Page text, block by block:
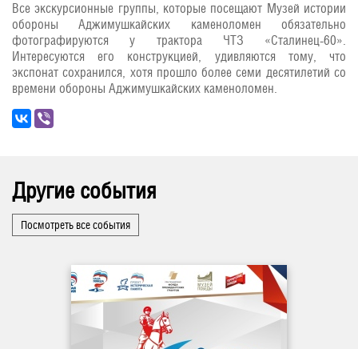
Все экскурсионные группы, которые посещают Музей истории
обороны Аджимушкайских каменоломен обязательно
фотографируются у трактора ЧТЗ «Сталинец-60».
Интересуются его конструкцией, удивляются тому, что
экспонат сохранился, хотя прошло более семи десятилетий со
времени обороны Аджимушкайских каменоломен.
Другие события
Посмотреть все события